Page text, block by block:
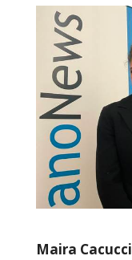
Maira Cacucci